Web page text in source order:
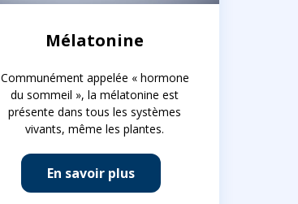
Mélatonine
Communément appelée « hormone
du sommeil », la mélatonine est
présente dans tous les systèmes
vivants, même les plantes.
En savoir plus